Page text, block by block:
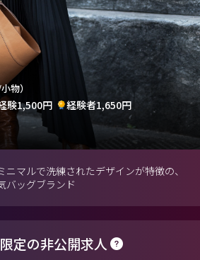
物）
験1,500円
経験者1,650円
マルで洗練されたデザインが特徴の、
バッグブランド
定の非公開求人